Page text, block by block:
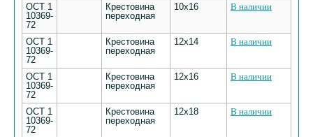
ОСТ 1
10369-
72
Крестовина
переходная
10х16 В наличии
ОСТ 1
10369-
72
Крестовина
переходная
12х14 В наличии
ОСТ 1
10369-
72
Крестовина
переходная
12х16 В наличии
ОСТ 1
10369-
72
Крестовина
переходная
12х18 В наличии